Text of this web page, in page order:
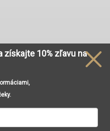
Vám umožnili pohodlné
analýze prevádzky webu
výkon a použiteľnosť. Viac
Shoptet
získajte 10% zľavu na